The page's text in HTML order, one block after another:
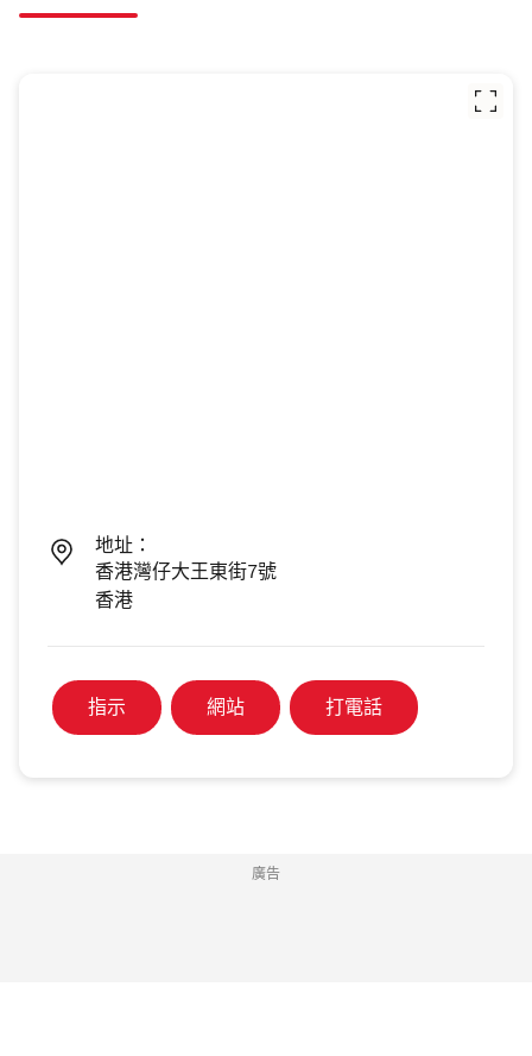
地址：
香港灣仔大王東街7號
香港
指示 網站 打電話
廣告